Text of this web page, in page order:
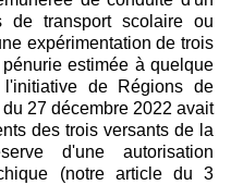
de transport scolaire ou
expérimentation de trois
estimée à quelque
de Régions de
27 décembre 2022 avait
des trois versants de la
d'une autorisation
(notre article du 3